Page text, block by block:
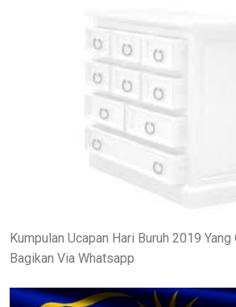
Kumpulan Ucapan Hari Buruh 2019 Yang
Bagikan Via Whatsapp